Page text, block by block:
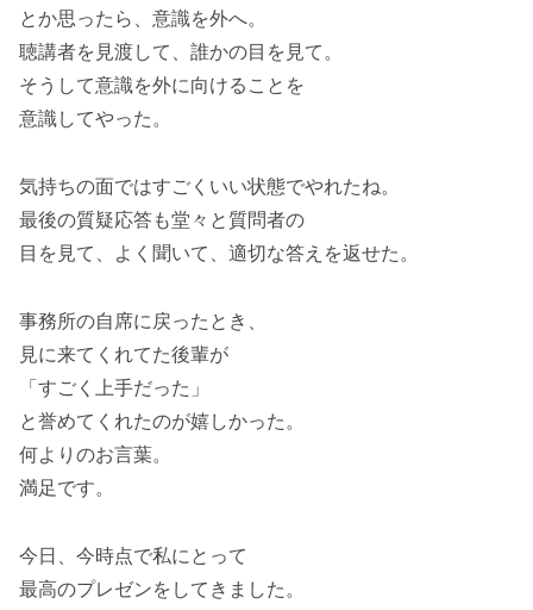
とか思ったら、意識を外へ。
聴講者を見渡して、誰かの目を見て。
そうして意識を外に向けることを
意識してやった。
気持ちの面ではすごくいい状態でやれたね。
最後の質疑応答も堂々と質問者の
目を見て、よく聞いて、適切な答えを返せた。
事務所の自席に戻ったとき、
見に来てくれてた後輩が
「すごく上手だった」
と誉めてくれたのが嬉しかった。
何よりのお言葉。
満足です。
今日、今時点で私にとって
最高のプレゼンをしてきました。